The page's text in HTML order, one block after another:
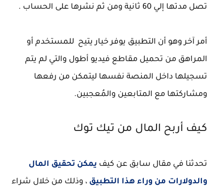
تصل مدتها إلي 60 ثانية ومن ثم نشرها على الحساب .
أمر آخر وهو أن التطبيق يوفر خيار يتيح للمستخدم أو
المراهق من تحميل مقاطع فيديو أطول والتي لم يتم
تسجيلها داخل المنصة نفسها ليتمكن من رفعها
ومشاركتها مع المتابعين والمُعجبين.
كيف أربح المال من تيك توك
تحدثنا في مقال سابق عن كيف يمكن تحقيق المال
والدولارات من وراء هذا التطبيق ، وذلك من خلال شراء